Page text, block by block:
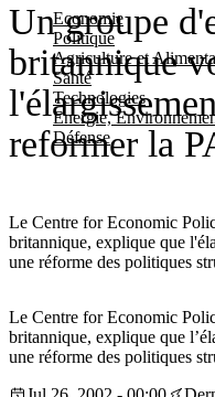
Economie
Politique
Agriculture et
Santé
Technologies
Energie,
Défense
Un groupe
britannique
reformer la
Le Centre for Economic
britannique, explique que
une réforme des politiques
Le Centre for Economic
britannique, explique que
une réforme des politiques